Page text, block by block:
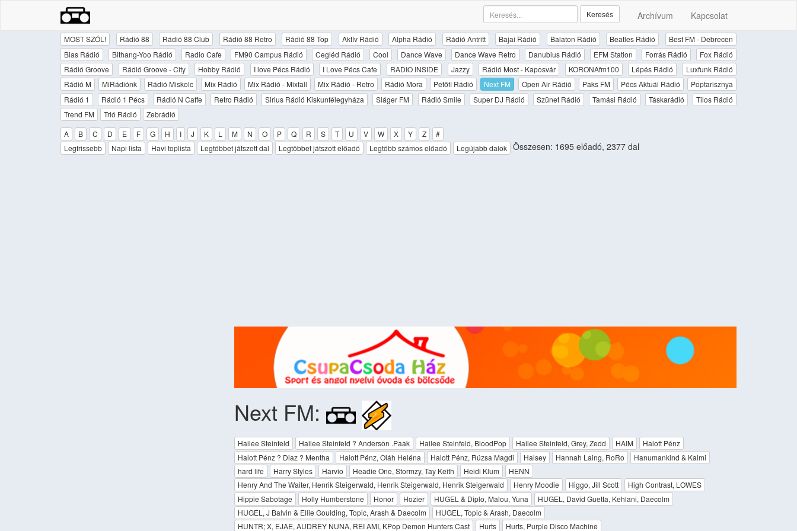
Archívum Kapcsolat
Keresés
MOST SZÓL! Rádió 88 Rádió 88 Club Rádió 88 Retro Rádió 88 Top Aktív Rádió Alpha Rádió Rádió Antritt Bajai Rádió Balaton Rádió Beatles Rádió
Best FM - Debrecen
Bias Rádió
Bithang-Yoo Rádió Radio Cafe FM90 Campus Rádió Cegléd Rádió Cool Dance Wave Dance Wave Retro Danubius Rádió EFM Station Forrás Rádió
Fox Rádió
Rádió Groove
Rádió Groove - City Hobby Rádió I love Pécs Rádió I Love Pécs Cafe RADIO INSIDE Jazzy Rádió Most - Kaposvár KORONAfm100 Lépés Rádió
Luxfunk Rádió
Rádió M
MiRádiónk Rádió Miskolc Mix Rádió Mix Rádió - Mixfall Mix Rádió - Retro Rádió Mora Petőfi Rádió Next FM Open Air Rádió Paks FM Pécs Aktuál Rádió
Poptarisznya
Rádió 1
Rádió 1 Pécs Rádió N Caffe Retro Rádió Sirius Rádió Kiskunfélegyháza Sláger FM Rádió Smile Super DJ Rádió Szünet Rádió Tamási Rádió Táskarádió
Tilos Rádió
Trend FM
Trió Rádió
Zebrádió
A
B C D E F G H I J K L M N O P Q R S T U V W X Y Z
#
Legfrissebb
Napi lista Havi toplista Legtöbbet játszott dal Legtöbbet játszott előadó Legtöbb számos előadó Legújabb dalok Összesen: 1695 előadó, 2377 dal
Next FM:
Hailee Steinfeld Hailee Steinfeld ? Anderson .Paak Hailee Steinfeld, BloodPop Hailee Steinfeld, Grey, Zedd HAIM
Halott Pénz
Halott Pénz ? Diaz ? Mentha
Halott Pénz, Oláh Heléna Halott Pénz, Rúzsa Magdi Halsey Hannah Laing, RoRo
Hanumankind & Kalmi
hard life
Harry Styles Harvio Headie One, Stormzy, Tay Keith Heidi Klum
HENN
Henry And The Waiter, Henrik Steigerwald, Henrik Steigerwald, Henrik Steigerwald
Henry Moodie Higgo, Jill Scott
High Contrast, LOWES
Hippie Sabotage
Holly Humberstone Honor Hozier HUGEL & Diplo, Malou, Yuna
HUGEL, David Guetta, Kehlani, Daecolm
HUGEL, J Balvin & Ellie Goulding, Topic, Arash & Daecolm
HUGEL, Topic & Arash, Daecolm
HUNTR; X, EJAE, AUDREY NUNA, REI AMI, KPop Demon Hunters Cast
Hurts Hurts, Purple Disco Machine